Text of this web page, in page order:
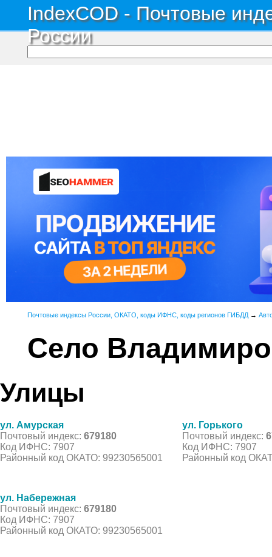
IndexCOD - Почтовые
России
Почтовые индексы России, ОКАТО, коды ИФНС, коды регионов ГИБДД →
Село
Улицы
ул. Амурская
Почтовый индекс: 679180
Код ИФНС: 7907
Районный код ОКАТО: 99230565001
ул. Горького
Почтовый индекс:
Код ИФНС: 7907
Районный код
ул. Набережная
Почтовый индекс: 679180
Код ИФНС: 7907
Районный код ОКАТО: 99230565001